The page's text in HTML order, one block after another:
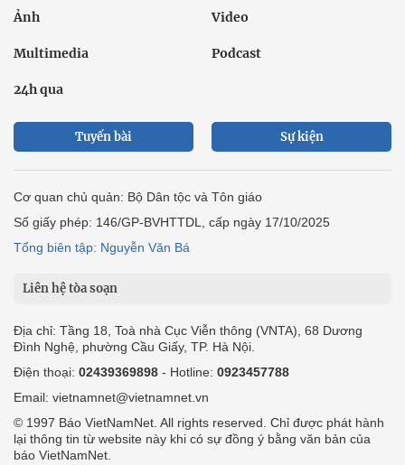
Ảnh Video
Multimedia Podcast
24h qua
Tuyến bài Sự kiện
Cơ quan chủ quản: Bộ Dân tộc và Tôn giáo
Số giấy phép: 146/GP-BVHTTDL, cấp ngày 17/10/2025
Tổng biên tập: Nguyễn Văn Bá
Liên hệ tòa soạn
Địa chỉ: Tầng 18, Toà nhà Cục Viễn thông (VNTA), 68 Dương
Đình Nghệ, phường Cầu Giấy, TP. Hà Nội.
Điện thoại: 02439369898 - Hotline: 0923457788
Email: vietnamnet@vietnamnet.vn
© 1997 Báo VietNamNet. All rights reserved. Chỉ được phát hành
lại thông tin từ website này khi có sự đồng ý bằng văn bản của
báo VietNamNet.